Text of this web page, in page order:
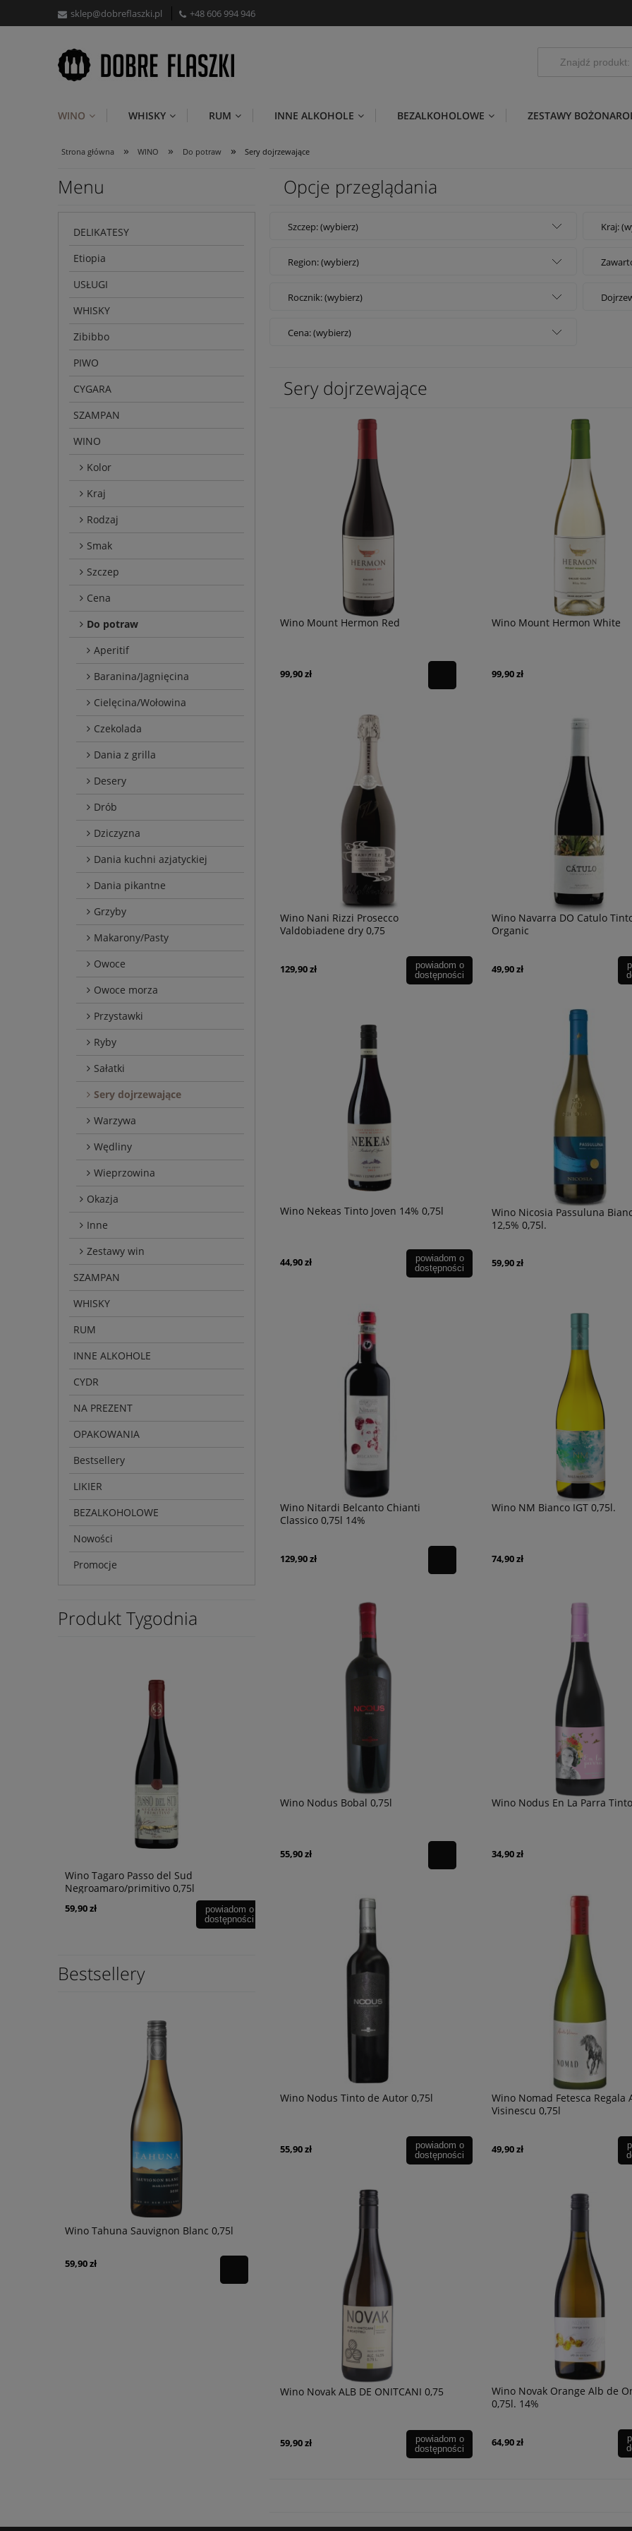
sklep@dobreflaszki.pl +48 606 994 946
WINO WHISKY RUM INNE ALKOHOLE BEZALKOHOLOWE ZESTAWY
Strona główna » WINO » Do potraw » Sery dojrzewające
Menu
DELIKATESY
Etiopia
USŁUGI
WHISKY
Zibibbo
PIWO
CYGARA
SZAMPAN
WINO
Kolor
Kraj
Rodzaj
Smak
Szczep
Cena
Do potraw
Aperitif
Baranina/Jagnięcina
Cielęcina/Wołowina
Czekolada
Dania z grilla
Desery
Drób
Dziczyzna
Dania kuchni azjatyckiej
Dania pikantne
Grzyby
Makarony/Pasty
Owoce
Owoce morza
Przystawki
Ryby
Sałatki
Sery dojrzewające
Warzywa
Wędliny
Wieprzowina
Okazja
Inne
Zestawy win
SZAMPAN
WHISKY
RUM
INNE ALKOHOLE
CYDR
NA PREZENT
OPAKOWANIA
Bestsellery
LIKIER
BEZALKOHOLOWE
Nowości
Promocje
Produkt Tygodnia
Wino Tagaro Passo del Sud
Negroamaro/primitivo 0,75l
59,90 zł
powiadom o
dostępności
Bestsellery
Wino Tahuna Sauvignon Blanc 0,75l
59,90 zł
Wino Zelos Amarone Della
Opcje przeglądania
Szczep: (wybierz) Kraj:
Region: (wybierz)
Rocznik: (wybierz)
Cena: (wybierz)
Sery dojrzewające
Wino Mount Hermon Red
99,90 zł
Wino Mount Hermon White
99,90 zł
Wino Nani Rizzi Prosecco
Valdobiadene dry 0,75
129,90 zł
powiadom o
dostępności
Wino Navarra DO Catulo
Organic
49,90 zł
Wino Nekeas Tinto Joven 14% 0,75l
44,90 zł
powiadom o
dostępności
Wino Nicosia Passuluna
12,5% 0,75l.
59,90 zł
Wino Nitardi Belcanto Chianti
Classico 0,75l 14%
129,90 zł
Wino NM Bianco IGT 0,75l.
74,90 zł
Wino Nodus Bobal 0,75l
55,90 zł
Wino Nodus En La Parra
34,90 zł
Wino Nodus Tinto de Autor 0,75l
55,90 zł
powiadom o
dostępności
Wino Nomad Fetesca Regala
Visinescu 0,75l
49,90 zł
Wino Novak ALB DE ONITCANI 0,75
59,90 zł
powiadom o
dostępności
Wino Novak Orange Alb de
0,75l. 14%
64,90 zł